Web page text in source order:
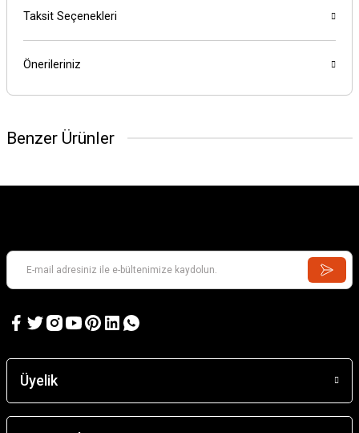
Taksit Seçenekleri
Önerileriniz
Benzer Ürünler
Üyelik